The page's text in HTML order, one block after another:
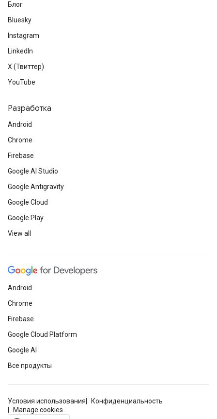
Блог
Bluesky
Instagram
LinkedIn
X (Твиттер)
YouTube
Разработка
Android
Chrome
Firebase
Google AI Studio
Google Antigravity
Google Cloud
Google Play
View all
Android
Chrome
Firebase
Google Cloud Platform
Google AI
Все продукты
Условия использования
Конфиденциальность
Manage cookies